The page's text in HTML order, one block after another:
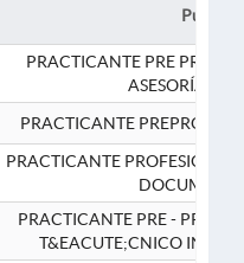
Puesto
PRACTICANTE PRE
ASESORÍA
PRACTICANTE
PRACTICANTE
PRACTICANTE PRE -
T&EACUTE;CNICO